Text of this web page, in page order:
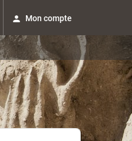
Mon compte